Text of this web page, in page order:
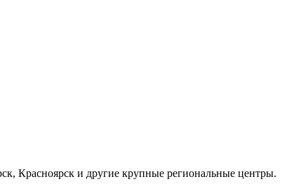
Красноярск и другие крупные региональные центры.